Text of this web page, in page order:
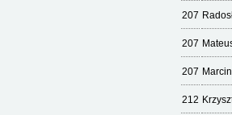
207
207
207 Marcin
212